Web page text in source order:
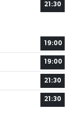
21:30
19:00
19:00
21:30
21:30